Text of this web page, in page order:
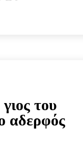
του
αδερφός